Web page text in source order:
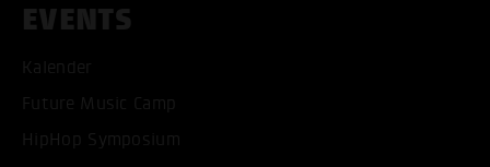
EVENTS
Kalender
Future Music Camp
HipHop Symposium